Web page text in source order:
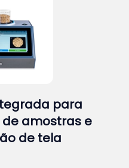
para
amostras e
de tela